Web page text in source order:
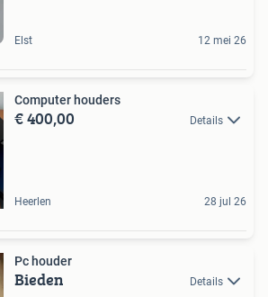
Elst 12 mei 26
Computer houders
€ 400,00 Details
Heerlen 28 jul 26
Pc houder
Bieden Details